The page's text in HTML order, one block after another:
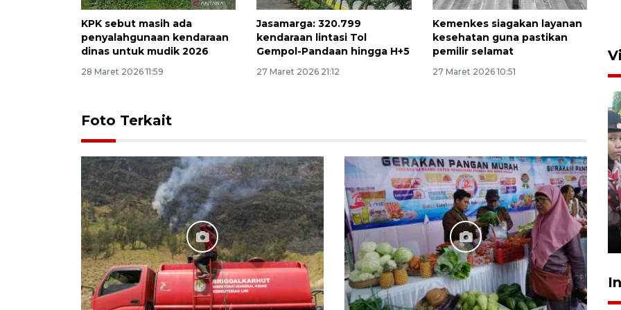
KPK sebut masih ada
penyalahgunaan kendaraan
dinas untuk mudik 2026
28 Maret 2026 11:59
Jasamarga: 320.799
kendaraan lintasi Tol
Gempol-Pandaan hingga H+5
27 Maret 2026 21:12
Kemenkes siagakan layanan
kesehatan guna pastikan
pemilir selamat
27 Maret 2026 10:51
Foto Terkait
BNPB optimalkan penguatan
Desa Tangguh Bencana di
Jawa Timur
5 Agustus 2026 19:09